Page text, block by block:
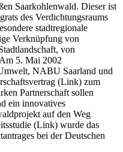
Saarkohlenwald. Dieser ist
des Verdichtungsraums
stadtregionale
Verknüpfung von
von
5. Mai 2002
NABU Saarland und
(Link) zum
Partnerschaft sollen
ein innovatives
auf den Weg
(Link) wurde das
bei der Deutschen